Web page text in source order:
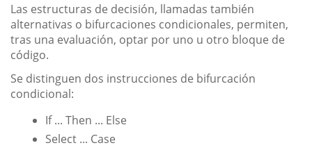
Las estructuras de decisión, llamadas también
alternativas o bifurcaciones condicionales, permiten,
tras una evaluación, optar por uno u otro bloque de
código.
Se distinguen dos instrucciones de bifurcación
condicional:
If ... Then ... Else
Select ... Case